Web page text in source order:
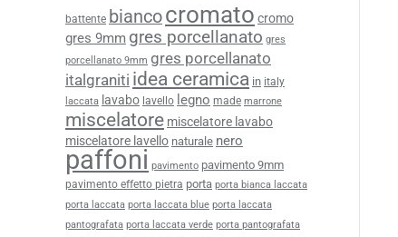
battente biancocromato cromo
gres 9mm gres porcellanato gres
porcellanato 9mm gres porcellanato
italgraniti idea ceramica in italy
laccata lavabo lavello legno made marrone
miscelatore miscelatore lavabo
miscelatore lavello naturale nero
paffoni pavimento pavimento 9mm
pavimento effetto pietra porta porta bianca laccata
porta laccata porta laccata blue porta laccata
pantografata porta laccata verde porta pantografata